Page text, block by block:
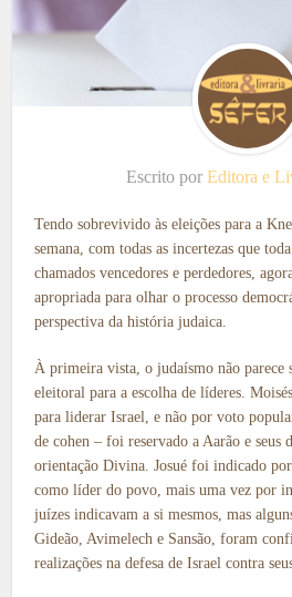
Escrito por Editora e
Tendo sobrevivido às eleições para a
semana, com todas as incertezas que
chamados vencedores e perdedores,
apropriada para olhar o processo
perspectiva da história judaica.
À primeira vista, o judaísmo não parece
eleitoral para a escolha de líderes.
para liderar Israel, e não por voto
de cohen – foi reservado a Aarão e seus
orientação Divina. Josué foi indicado
como líder do povo, mais uma vez por
juízes indicavam a si mesmos, mas
Gideão, Avimelech e Sansão, foram
realizações na defesa de Israel contra